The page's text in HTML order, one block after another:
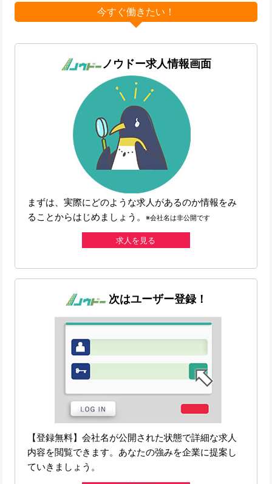
今すぐ働きたい！
ノウドー求人情報画面
まずは、実際にどのような求人があるのか情報をみ
ることからはじめましょう。※会社名は非公開です
求人を見る
次はユーザー登録！
【登録無料】会社名が公開された状態で詳細な求人
内容を閲覧できます。あなたの強みを企業に提案し
ていきましょう。